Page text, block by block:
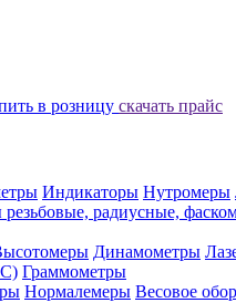
в розницу скачать прайс
Индикаторы Нутромеры
радиусные,
Динамометры
Граммометры
Нормалемеры Весовое